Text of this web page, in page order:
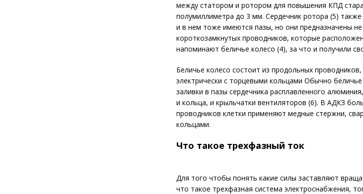
между статором и ротором для повышения КПД
полумиллиметра до 3 мм. Сердечник ротора (5) также
и в нем тоже имеются пазы, но они предназначены
короткозамкнутых проводников, которые
напоминают беличье колесо (4), за что и получили
Беличье колесо состоит из продольных
электрически с торцевыми кольцами Обычно
заливки в пазы сердечника расплавленного
и кольца, и крыльчатки вентиляторов (6). В АДКЗ
проводников клетки применяют медные стержни,
кольцами.
Что такое трехфазный ток
Для того чтобы понять какие силы заставляют
что такое трехфазная система электроснабжения,